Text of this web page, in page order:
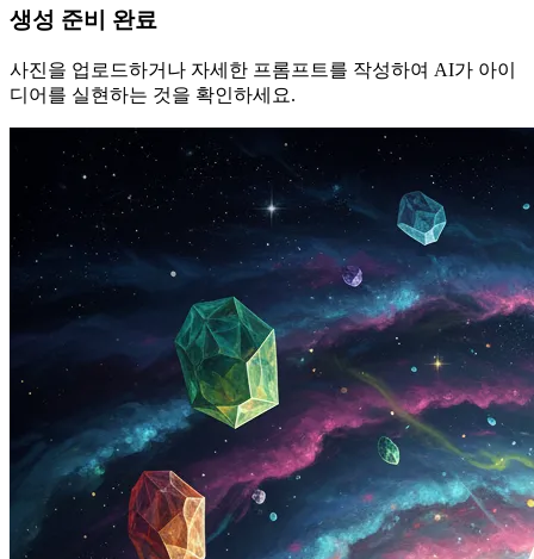
생성 준비 완료
사진을 업로드하거나 자세한 프롬프트를 작성하여 AI가 아이
디어를 실현하는 것을 확인하세요.